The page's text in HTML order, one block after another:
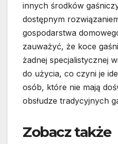
innych środków
dostępnym
gospodarstwa
zauważyć, że koce
żadnej specjalistycznej
do użycia, co czyni je
osób, które nie mają
obsłudze tradycyjnych
Zobacz także